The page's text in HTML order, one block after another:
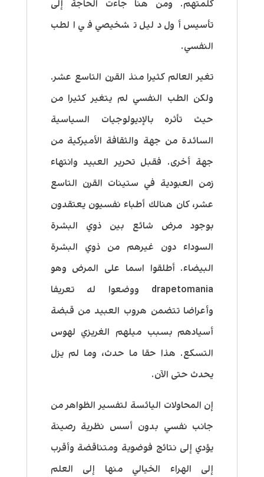
كلمتهم. ومن هنا جاءت الحاجة إلى
تأسيس أول دليل تشخيصي في الطب
النفسي.
تغير العالم كثيرا منذ القرن التاسع عشر.
ولكن الطب النفسي لم يتغير كثيرا من
حيث تأثره بالإديولوجيات السياسية
السائدة من جهة والثقافة الأميركية من
جهة أخرى. فقبل تحرير العبيد وانتهاء
زمن العبودية في ستينات القرن التاسع
عشر، كان هنالك أطباء نفسيون يعتقدون
بوجود مرض شائع بين ذوي البشرة
السوداء دون غيرهم من ذوي البشرة
البيضاء. أطلقوا اسما على المرض وهو
drapetomania ووضعوا له تعريفا
وأعراضا تتضمن هروب العبيد من قبضة
أسيادهم بسبب ميلهم الغريزي لهوس
التسكع. هذا حقا ما حدث، وما لم يزل
يحدث حتى الآن.
إن المحاولات اليائسة لتفسير الظواهر من
جانب نفسي بدون أسس نظرية رصينة
يؤدي إلى نتائج فوضوية ومتناقضة وأقرب
إلى الهراء الخيالي منها إلى العلم